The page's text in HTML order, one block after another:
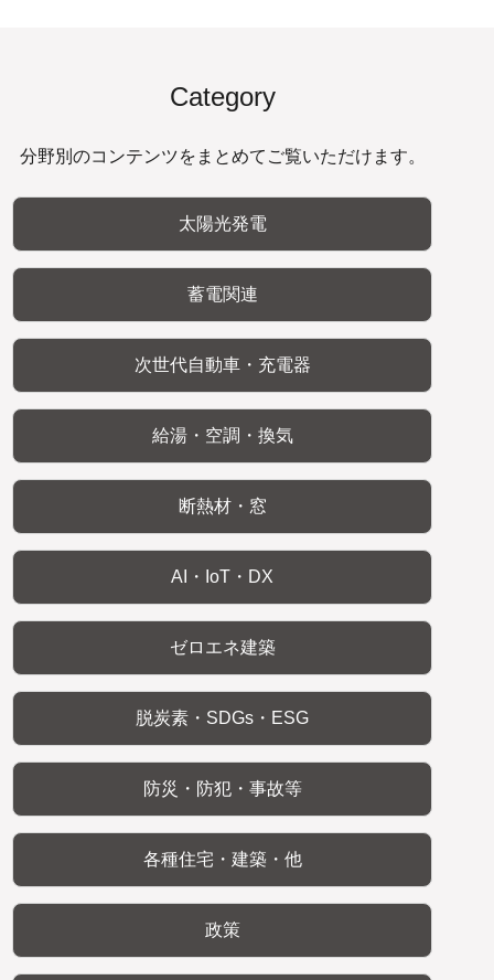
Category
分野別のコンテンツをまとめてご覧いただけます。
太陽光発電
蓄電関連
次世代自動車・充電器
給湯・空調・換気
断熱材・窓
AI・IoT・DX
ゼロエネ建築
脱炭素・SDGs・ESG
防災・防犯・事故等
各種住宅・建築・他
政策